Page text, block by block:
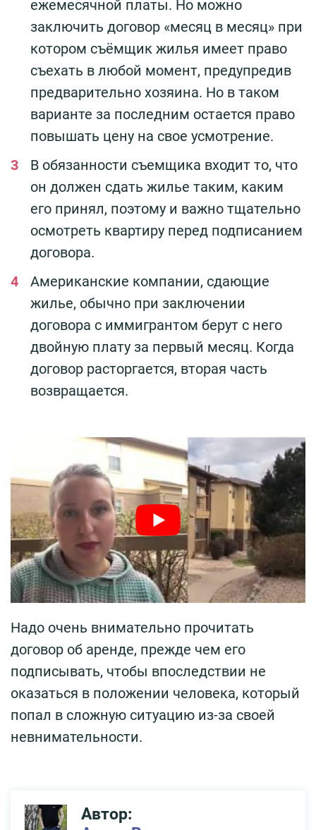
ежемесячной платы. Но можно
заключить договор «месяц в месяц» при
котором съёмщик жилья имеет право
съехать в любой момент, предупредив
предварительно хозяина. Но в таком
варианте за последним остается право
повышать цену на свое усмотрение.
В обязанности съемщика входит то, что
он должен сдать жилье таким, каким
его принял, поэтому и важно тщательно
осмотреть квартиру перед подписанием
договора.
Американские компании, сдающие
жилье, обычно при заключении
договора с иммигрантом берут с него
двойную плату за первый месяц. Когда
договор расторгается, вторая часть
возвращается.
Надо очень внимательно прочитать
договор об аренде, прежде чем его
подписывать, чтобы впоследствии не
оказаться в положении человека, который
попал в сложную ситуацию из-за своей
невнимательности.
Автор: